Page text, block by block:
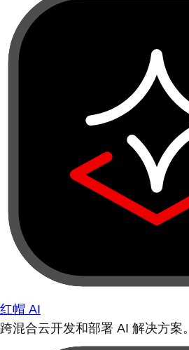
红帽 AI
跨混合云开发和部署 AI 解决方案。